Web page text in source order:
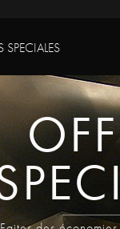
SPECIALES